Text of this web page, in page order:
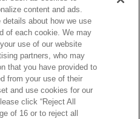
Do Not Sell or Share My
Personal Information
ソーシャルメディアポリシー
お問い合わせ
content and ads.
details about how we use
of each cookie. We may
use of our website
partners, who may
that you have provided to
from your use of their
and use cookies for our
click “Reject All
of 16 or to reject all